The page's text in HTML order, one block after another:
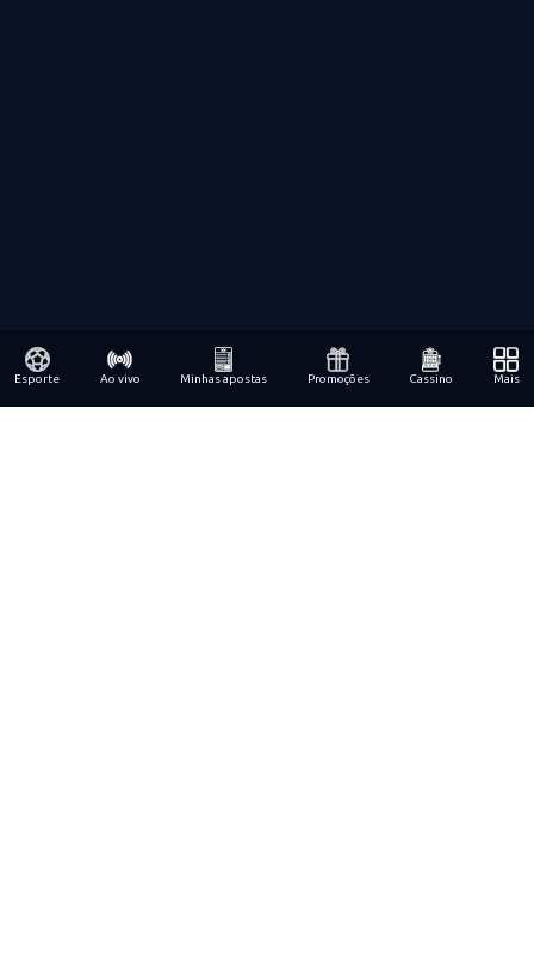
Esporte Ao vivo Minhas apostas Promoções Cassino Mais